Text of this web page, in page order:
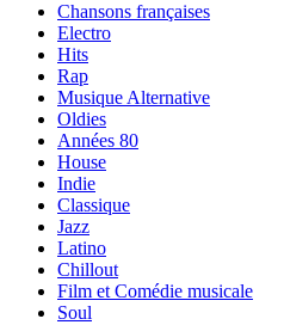
Chansons françaises
Electro
Hits
Rap
Musique Alternative
Oldies
Années 80
House
Indie
Classique
Jazz
Latino
Chillout
Film et Comédie musicale
Soul